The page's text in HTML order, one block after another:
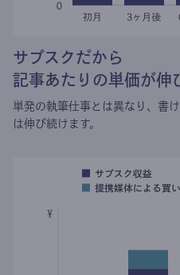
サブスクだから
記事あたりの単価が伸
単発の執筆仕事とは異なり、 書
は伸び続けます。